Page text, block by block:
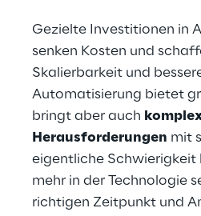
Gezielte Investitionen in
senken Kosten und
Skalierbarkeit und
Automatisierung bietet
bringt aber auch
Herausforderungen mit
eigentliche Schwierigkeit
mehr in der Technologie
richtigen Zeitpunkt und